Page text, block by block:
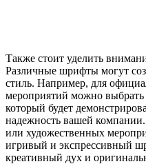
Также стоит уделить
Различные шрифты могут
стиль. Например, для
мероприятий можно
который будет
надежность вашей
или художественных
игривый и экспрессивный
креативный дух и